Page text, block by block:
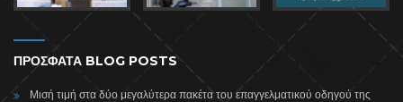
ΠΡΟΣΦΑΤΑ BLOG POSTS
Μισή τιμή στα δύο μεγαλύτερα πακέτα του επαγγελματικού οδηγού της